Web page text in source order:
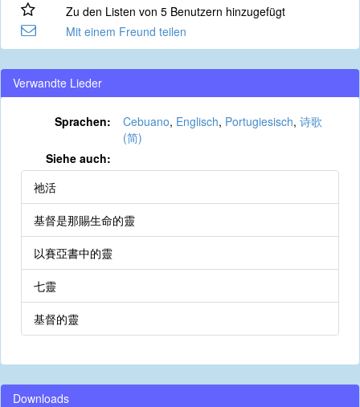
Zu den Listen von 5 Benutzern hinzugefügt
Mit einem Freund teilen
Verwandte Lieder
Sprachen: Cebuano, Englisch, Portugiesisch, 诗歌
(简)
Siehe auch:
祂活
基督是那賜生命的靈
以賽亞書中的靈
七靈
基督的靈
Downloads